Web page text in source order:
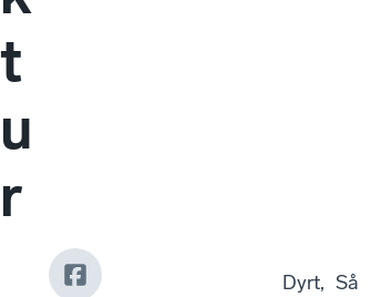
t
u
r
Dyrt, Så